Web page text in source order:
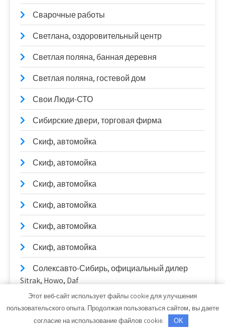
Сварочные работы
Светлана, оздоровительный центр
Светлая поляна, банная деревня
Светлая поляна, гостевой дом
Свои Люди-СТО
Сибирские двери, торговая фирма
Скиф, автомойка
Скиф, автомойка
Скиф, автомойка
Скиф, автомойка
Скиф, автомойка
Скиф, автомойка
Солексавто-Сибирь, официальный дилер
Sitrak, Howo, Daf
Стелла, производственно-монтажная
компания
Этот веб-сайт использует файлы cookie для улучшения
пользовательского опыта. Продолжая пользоваться сайтом, вы даете
согласие на использование файлов cookie.
OK